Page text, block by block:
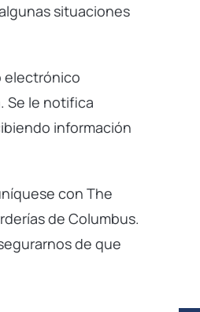
situaciones
electrónico
Se le notifica
información
con The
de Columbus.
de que